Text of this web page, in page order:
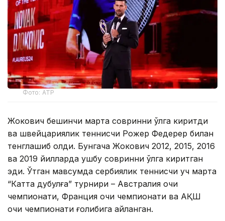
Фото: АТР
Жокович бешинчи марта совринни қўлга киритди
ва швейцариялик теннисчи Рожер Федерер билан
тенглашиб олди. Бунгача Жокович 2012, 2015, 2016
ва 2019 йилларда ушбу совринни қўлга киритган
эди. Ўтган мавсумда сербиялик теннисчи уч марта
“Катта дубулға” турнири – Австралия очиқ
чемпионати, Франция очиқ чемпионати ва АҚШ
очиқ чемпионати ғолибига айланган.